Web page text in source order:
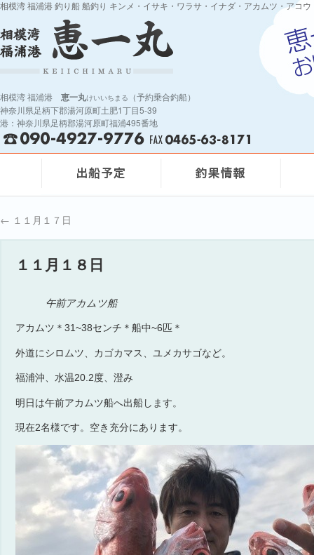
相模湾 福浦港 釣り船 船釣り キンメ・イサキ・ワラサ・イナダ・アカムツ・アコ
相模湾 福浦港 恵一丸けいいちまる
（予約乗合釣船）
神奈川県足柄下郡湯河原町土肥1丁目5-39
港：神奈川県足柄郡湯河原町福浦495番地
← １１月１７日
１１月１８日
午前アカムツ船
アカムツ＊31~38センチ＊船中~6匹＊
外道にシロムツ、カゴカマス、ユメカサゴなど。
福浦沖、水温20.2度、澄み
明日は午前アカムツ船へ出船します。
現在2名様です。空き充分にあります。